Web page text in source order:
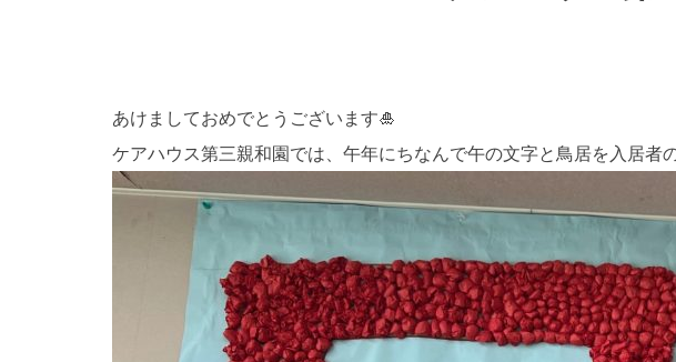
あけましておめでとうございます🎍
ケアハウス第三親和園では、午年にちなんで午の文字と鳥居を入居者